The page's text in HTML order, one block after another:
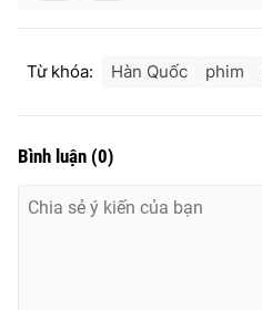
Từ khóa: Hàn Quốc phim
Bình luận (0)